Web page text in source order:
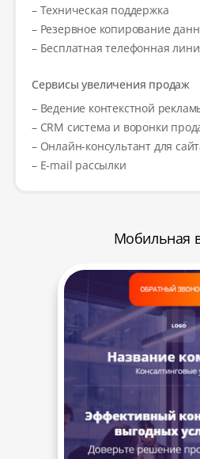
– Техническая поддержка
– Резервное копирование
– Бесплатная телефонная
Сервисы увеличения продаж
– Ведение контекстной
– CRM система и воронки
– Онлайн-консультант для
– E-mail рассылки
Мобильная